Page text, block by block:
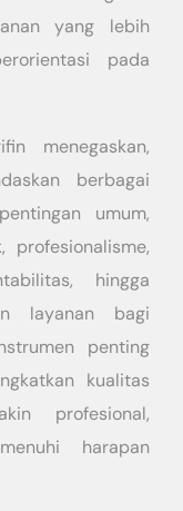
yang lebih
pada
menegaskan,
berbagai
umum,
profesionalisme,
hingga
layanan bagi
penting
kualitas
profesional,
harapan